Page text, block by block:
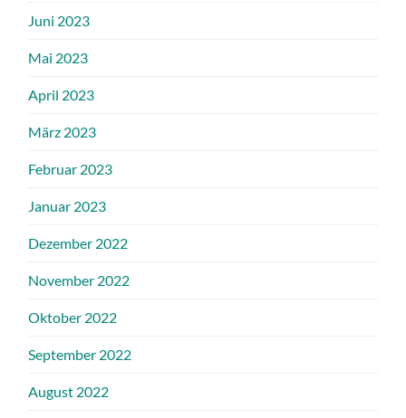
Juni 2023
Mai 2023
April 2023
März 2023
Februar 2023
Januar 2023
Dezember 2022
November 2022
Oktober 2022
September 2022
August 2022